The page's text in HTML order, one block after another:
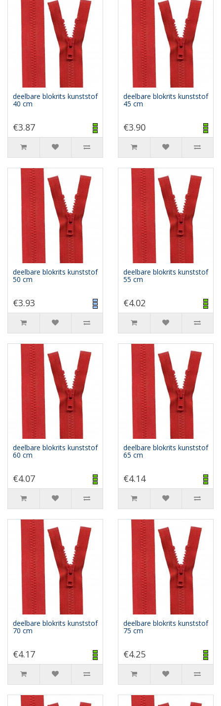
deelbare blokrits kunststof
40 cm
€3.87
deelbare blokrits kunststof
45 cm
€3.90
deelbare blokrits kunststof
50 cm
€3.93
deelbare blokrits kunststof
55 cm
€4.02
deelbare blokrits kunststof
60 cm
€4.07
deelbare blokrits kunststof
65 cm
€4.14
deelbare blokrits kunststof
70 cm
€4.17
deelbare blokrits kunststof
75 cm
€4.25